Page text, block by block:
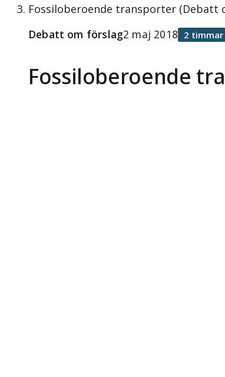
Fossiloberoende transporter (Debatt
Fossiloberoende
Debatt om förslag2 maj 2018 2 timmar